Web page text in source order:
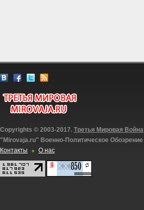
Copyrights © 2003-2017. Третья Мировая Война
"Mirovaja.ru" Военно-Политическое Обозрение
Контакты
О нас